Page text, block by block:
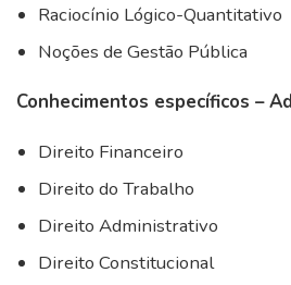
Raciocínio Lógico-Quantitativo
Noções de Gestão Pública
Conhecimentos específicos –
Direito Financeiro
Direito do Trabalho
Direito Administrativo
Direito Constitucional